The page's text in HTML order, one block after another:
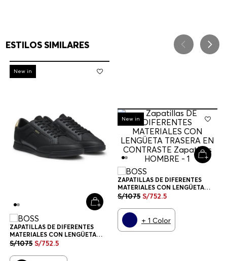
ESTILOS SIMILARES
-30%
New in
ZAPATILLAS DE DIFERENTES
MATERIALES CON LENGÜETA
TRASERA EN CONTRASTE
S/1075 S/752.5
-30%
New in
ZAPATILLAS DE DIFERENTES
MATERIALES CON LENGÜETA
TRASERA EN CONTRASTE
ZAPATILLAS HOMBRE
S/1075 S/752.5
+ 1 Color